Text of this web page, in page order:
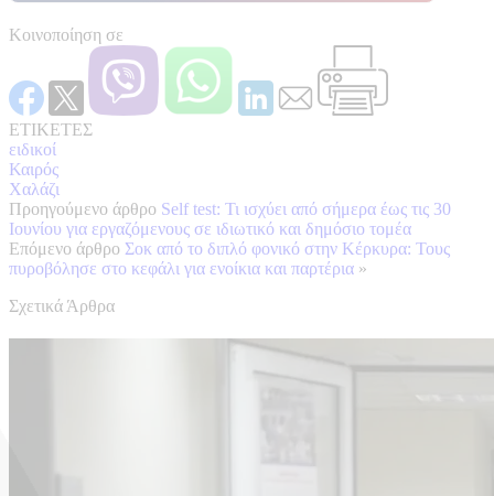
Κοινοποίηση σε
ΕΤΙΚΕΤΕΣ
ειδικοί
Καιρός
Χαλάζι
Προηγούμενο άρθρο Self test: Τι ισχύει από σήμερα έως τις 30
Ιουνίου για εργαζόμενους σε ιδιωτικό και δημόσιο τομέα
Επόμενο άρθρο Σοκ από το διπλό φονικό στην Κέρκυρα: Τους
πυροβόλησε στο κεφάλι για ενοίκια και παρτέρια »
Σχετικά Άρθρα